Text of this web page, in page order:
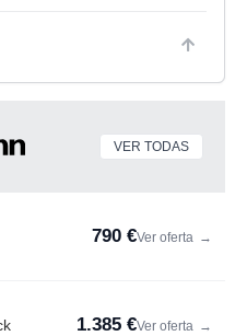
VER TODAS
790 €Ver oferta →
1.385 €Ver oferta →